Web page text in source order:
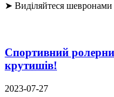
➤ Виділяйтеся шевронами
Спортивний
крутишів!
2023-07-27